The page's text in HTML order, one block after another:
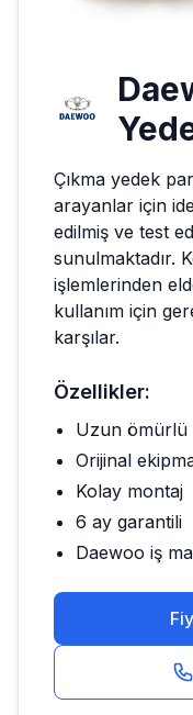
Çıkma yedek
arayanlar için
edilmiş ve test
sunulmaktadır.
işlemlerinden
kullanım için
karşılar.
Özellikler:
Uzun ömürlü
Orijinal
Kolay montaj
6 ay garantili
Daewoo iş